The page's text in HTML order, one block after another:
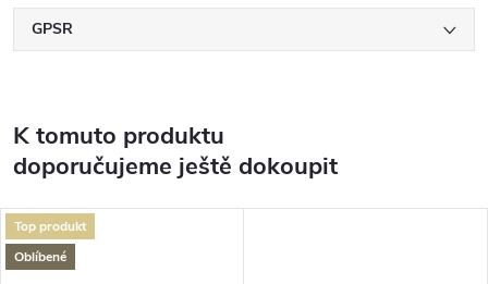
GPSR
K tomuto produktu
doporučujeme ještě dokoupit
Top produkt
Oblíbené